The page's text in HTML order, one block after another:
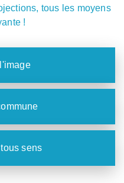
tous les moyens
!
sens